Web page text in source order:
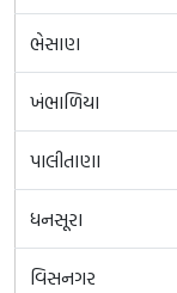
ભેસાણ
ખંભાળિયા
પાલીતાણા
ધનસૂરા
વિસનગર